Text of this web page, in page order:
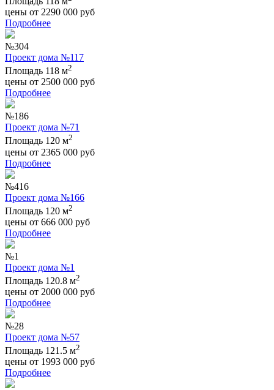
цены от 2290 000 руб
Подробнее
№304
Проект дома №117
Площадь 118 м2
цены от 2500 000 руб
Подробнее
№186
Проект дома №71
Площадь 120 м2
цены от 2365 000 руб
Подробнее
№416
Проект дома №166
Площадь 120 м2
цены от 666 000 руб
Подробнее
№1
Проект дома №1
Площадь 120.8 м2
цены от 2000 000 руб
Подробнее
№28
Проект дома №57
Площадь 121.5 м2
цены от 1993 000 руб
Подробнее